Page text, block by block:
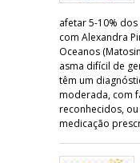
afetar 5-10%
com Alexandra
Oceanos
asma difícil de
têm um
moderada, com
reconhecidos,
medicação